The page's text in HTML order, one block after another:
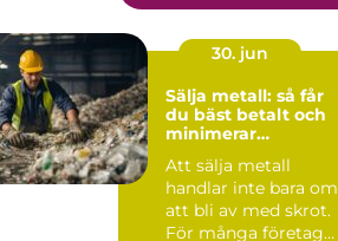
innan. För f...
30. jun
Sälja metall: så får
du bäst betalt och
minimerar
Att sälja metall
handlar inte bara om
att bli av med skrot.
För många företag